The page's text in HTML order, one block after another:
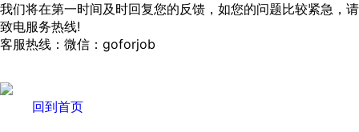
我们将在第一时间及时回复您的反馈，如您的问题比较紧急，请
致电服务热线!
客服热线：微信：goforjob
回到首页